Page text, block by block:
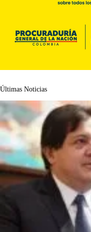
Últimas Noticias